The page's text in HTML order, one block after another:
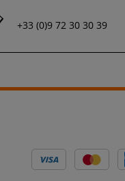
+33 (0)9 72 30 30 39